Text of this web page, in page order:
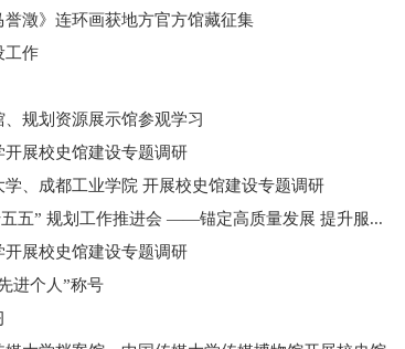
澂》连环画获地方官方馆藏征集
工作
规划资源展示馆参观学习
展校史馆建设专题调研
、成都工业学院 开展校史馆建设专题调研
五” 规划工作推进会 ——锚定高质量发展 提升服...
展校史馆建设专题调研
进个人”称号